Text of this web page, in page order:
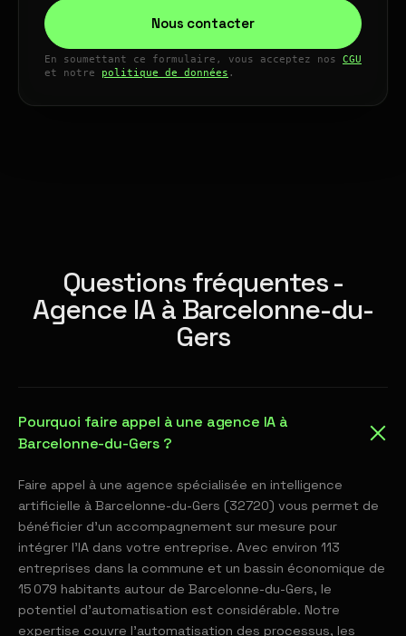
Nous contacter
En soumettant ce formulaire, vous acceptez nos CGU
et notre politique de données .
Questions fréquentes -
Agence IA à Barcelonne-du-
Gers
Pourquoi faire appel à une agence IA à
Barcelonne-du-Gers ?
Faire appel à une agence spécialisée en intelligence
artificielle à Barcelonne-du-Gers (32720) vous permet de
bénéficier d'un accompagnement sur mesure pour
intégrer l'IA dans votre entreprise. Avec environ 113
entreprises dans la commune et un bassin économique de
15 079 habitants autour de Barcelonne-du-Gers, le
potentiel d'automatisation est considérable. Notre
expertise couvre l'automatisation des processus, les